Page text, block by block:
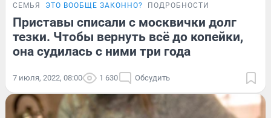
СЕМЬЯ ЭТО ВООБЩЕ ЗАКОННО? ПОДРОБНОСТИ
Приставы списали с москвички долг
тезки. Чтобы вернуть всё до копейки,
она судилась с ними три года
7 июля, 2022, 08:00 1 630 Обсудить